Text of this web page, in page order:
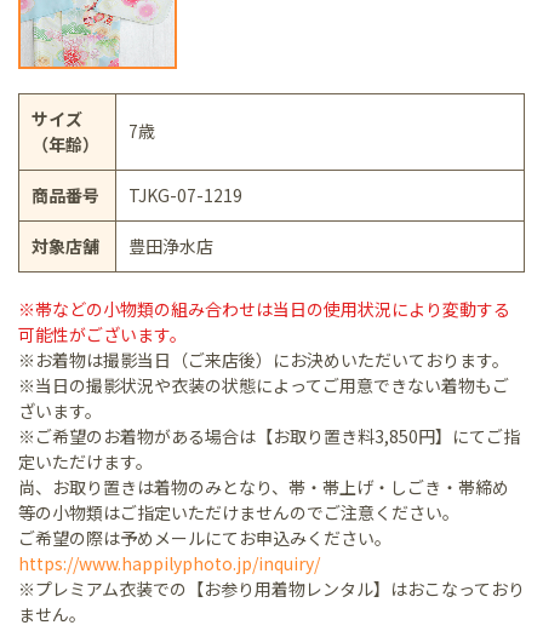
サイズ
（年齢）
7歳
商品番号 TJKG-07-1219
対象店舗 豊田浄水店
※帯などの小物類の組み合わせは当日の使用状況により変動する
可能性がございます。
※お着物は撮影当日（ご来店後）にお決めいただいております。
※当日の撮影状況や衣装の状態によってご用意できない着物もご
ざいます。
※ご希望のお着物がある場合は【お取り置き料3,850円】にてご指
定いただけます。
尚、お取り置きは着物のみとなり、帯・帯上げ・しごき・帯締め
等の小物類はご指定いただけませんのでご注意ください。
ご希望の際は予めメールにてお申込みください。
https://www.happilyphoto.jp/inquiry/
※プレミアム衣装での【お参り用着物レンタル】はおこなっており
ません。